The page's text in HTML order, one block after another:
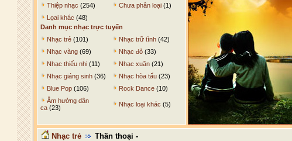
Thiệp nhạc (254) Chưa phân loại (1)
Lọai khác (48)
Danh mục nhạc trực tuyến
Nhạc trẻ (101) Nhạc trữ tình (42)
Nhạc vàng (69) Nhạc đỏ (33)
Nhạc thiếu nhi (11) Nhạc xuân (21)
Nhạc giáng sinh (36) Nhạc hòa tấu (23)
Blue Pop (106) Rock Dance (10)
Âm hưởng dân
ca (23) Nhạc loại khác (5)
Nhạc trẻ Thần thoại -